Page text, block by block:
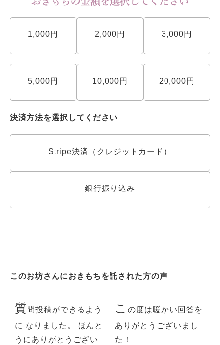
1,000円 2,000円 3,000円
5,000円 10,000円 20,000円
決済方法を選択してください
Stripe決済（クレジットカード）
銀行振り込み
このお坊さんにおきもちを託された方の声
質 問投稿ができるよう
に なりました。 ほんと
うにありがとうござい
こ の度は暖かい回答を
ありがとうございまし
た！